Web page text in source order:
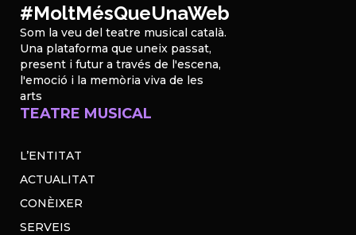
#MoltMésQueUnaWeb
Som la veu del teatre musical català.
Una plataforma que uneix passat,
present i futur a través de l'escena,
l'emoció i la memòria viva de les
arts
TEATRE MUSICAL
L’ENTITAT
ACTUALITAT
CONÈIXER
SERVEIS